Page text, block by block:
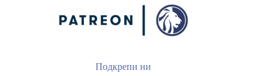
Подкрепи ни